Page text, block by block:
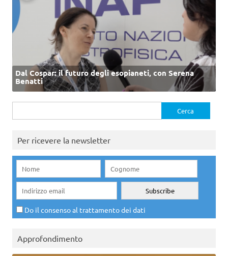
Dal Cospar: il futuro degli esopianeti, con Serena
Benatti
per:
Per ricevere la newsletter
Do il consenso al trattamento dei dati
Approfondimento